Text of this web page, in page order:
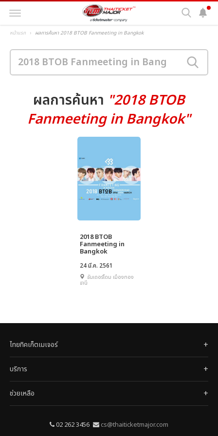
หน้าแรก ผลการค้นหา 2018 BTOB Fanmeeting in Bangkok
ผลการค้นหา "2018 BTOB
Fanmeeting in Bangkok"
2018 BTOB
Fanmeeting in
Bangkok
24 มี.ค. 2561
ธันเดอร์โดม เมืองทอง
ธานี
ไทยทิคเก็ตเมเจอร์
บริการ
ช่วยเหลือ
02 262 3456 cs@thaiticketmajor.com